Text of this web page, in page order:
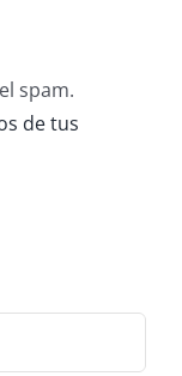
spam.
de tus